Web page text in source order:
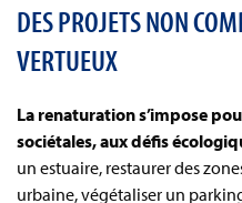
DES PROJETS NON
VERTUEUX
La renaturation s’impose
sociétales, aux défis
un estuaire, restaurer des
urbaine, végétaliser un